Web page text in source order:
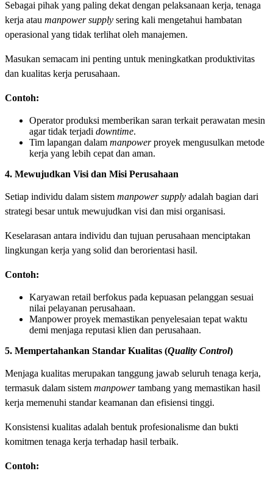
Sebagai pihak yang paling dekat dengan pelaksanaan kerja, tenaga
kerja atau manpower supply sering kali mengetahui hambatan
operasional yang tidak terlihat oleh manajemen.
Masukan semacam ini penting untuk meningkatkan produktivitas
dan kualitas kerja perusahaan.
Contoh:
Operator produksi memberikan saran terkait perawatan mesin
agar tidak terjadi downtime.
Tim lapangan dalam manpowerproyek mengusulkan metode
kerja yang lebih cepat dan aman.
4. Mewujudkan Visi dan Misi Perusahaan
Setiap individu dalam sistem manpower supply adalah bagian dari
strategi besar untuk mewujudkan visi dan misi organisasi.
Keselarasan antara individu dan tujuan perusahaan menciptakan
lingkungan kerja yang solid dan berorientasi hasil.
Contoh:
Karyawan retail berfokus pada kepuasan pelanggan sesuai
nilai pelayanan perusahaan.
Manpower proyek memastikan penyelesaian tepat waktu
demi menjaga reputasi klien dan perusahaan.
5. Mempertahankan Standar Kualitas (Quality Control)
Menjaga kualitas merupakan tanggung jawab seluruh tenaga kerja,
termasuk dalam sistem manpowertambang yang memastikan hasil
kerja memenuhi standar keamanan dan efisiensi tinggi.
Konsistensi kualitas adalah bentuk profesionalisme dan bukti
komitmen tenaga kerja terhadap hasil terbaik.
Contoh: